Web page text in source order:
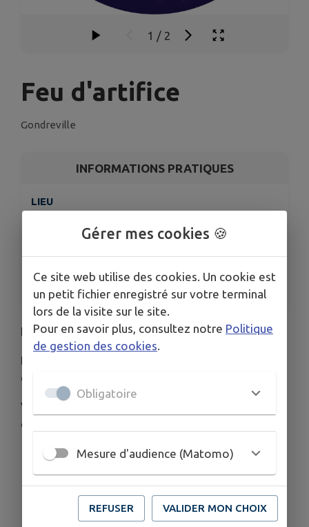
1 / 2
Feu d'artifice
Gondreville
INFORMATIONS PRATIQUES
LIEU
HORAIRES
De 18h30 à 23h30
Lundi 13 juillet 2026, Place de la Grève
Dès 18H30 marché artisanal et bal populaire
organisés par le comité des fêtes
Vers 23H00, feu d'artifice organisé par la
commune de Gondreville
Gérer mes cookies 🍪
Ce site web utilise des cookies. Un cookie est
un petit fichier enregistré sur votre terminal
lors de la visite sur le site.
Pour en savoir plus, consultez notre Politique
de gestion des cookies.
Obligatoire
Mesure d'audience (Matomo)
REFUSER VALIDER MON CHOIX